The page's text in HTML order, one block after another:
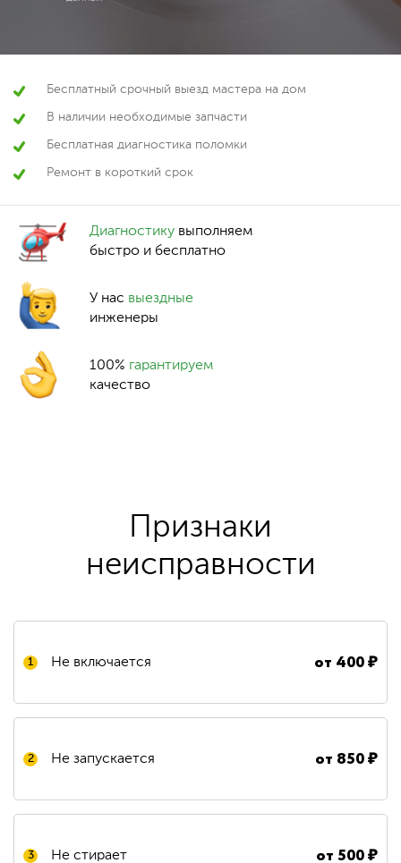
Бесплатный срочный выезд мастера на дом
В наличии необходимые запчасти
Бесплатная диагностика поломки
Ремонт в короткий срок
Диагностику выполняем
быстро и бесплатно
У нас выездные
инженеры
100% гарантируем
качество
Признаки
неисправности
1 Не включается от 400₽
2 Не запускается от 850₽
3 Не стирает от500₽